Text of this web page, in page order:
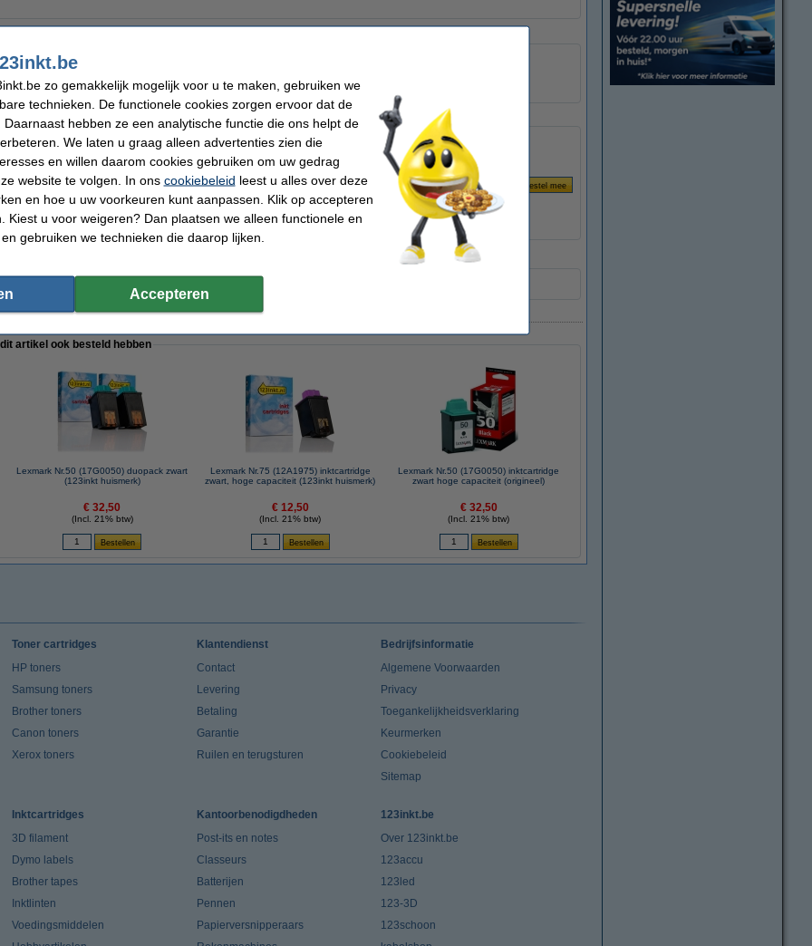
Nummer:
Nr.50 (17G0050) zwart + Nr.60 (17G0060) kleur (123inkt huismerk)
de originele cartridge te nemen.
artikel ook besteld hebben
Lexmark Nr.50 (17G0050) duopack zwart
(123inkt huismerk)
€ 32,50
(Incl. 21% btw)
Lexmark Nr.75 (12A1975) inktcartridge
zwart, hoge capaciteit (123inkt huismerk)
€ 12,50
(Incl. 21% btw)
Lexmark Nr.50 (17G0050) inktcartridge
zwart hoge capaciteit (origineel)
€ 32,50
(Incl. 21% btw)
Toner cartridges
HP toners
Samsung toners
Brother toners
Canon toners
Xerox toners
Klantendienst
Contact
Levering
Betaling
Garantie
Ruilen en terugsturen
Bedrijfsinformatie
Algemene Voorwaarden
Privacy
Toegankelijkheidsverklaring
Keurmerken
Cookiebeleid
Sitemap
Inktcartridges
3D filament
Dymo labels
Brother tapes
Inktlinten
Voedingsmiddelen
Kantoorbenodigdheden
Post-its en notes
Classeurs
Batterijen
Pennen
Papierversnipperaars
123inkt.be
Over 123inkt.be
123accu
123led
123-3D
123schoon
zo gemakkelijk mogelijk voor u te maken, gebruiken we
technieken. De functionele cookies zorgen ervoor dat de
hebben ze een analytische functie die ons helpt de
We laten u graag alleen advertenties zien die
en willen daarom cookies gebruiken om uw gedrag
website te volgen. In ons cookiebeleid leest u alles over deze
en hoe u uw voorkeuren kunt aanpassen. Klik op accepteren
Kiest u voor weigeren? Dan plaatsen we alleen functionele en
gebruiken we technieken die daarop lijken.
Accepteren